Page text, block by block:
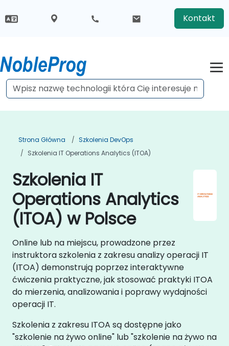
Kontakt
Strona Główna
Szkolenia DevOps
Szkolenia IT Operations Analytics (ITOA)
Szkolenia IT
Operations Analytics
(ITOA) w Polsce
Online lub na miejscu, prowadzone przez
instruktora szkolenia z zakresu analizy operacji IT
(ITOA) demonstrują poprzez interaktywne
ćwiczenia praktyczne, jak stosować praktyki ITOA
do mierzenia, analizowania i poprawy wydajności
operacji IT.
Szkolenia z zakresu ITOA są dostępne jako
"szkolenie na żywo online" lub "szkolenie na żywo na